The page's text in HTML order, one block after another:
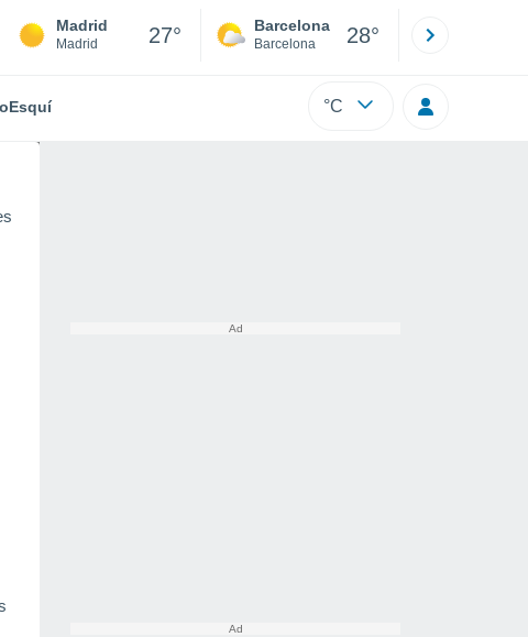
Madrid
Madrid 27° Barcelona
Barcelona 28°
Esquí °C